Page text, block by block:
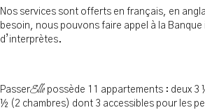
Nos services sont offerts en français, en
besoin, nous pouvons faire appel à la
d’interprètes.
PasserElle possède 11 appartements : deux 3
½ (2 chambres) dont 3 accessibles pour les